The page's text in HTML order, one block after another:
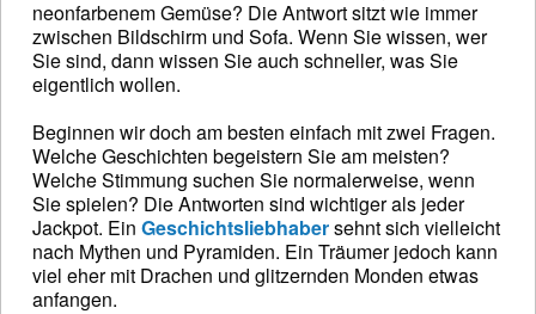
neonfarbenem Gemüse? Die Antwort sitzt wie immer
zwischen Bildschirm und Sofa. Wenn Sie wissen, wer
Sie sind, dann wissen Sie auch schneller, was Sie
eigentlich wollen.
Beginnen wir doch am besten einfach mit zwei Fragen.
Welche Geschichten begeistern Sie am meisten?
Welche Stimmung suchen Sie normalerweise, wenn
Sie spielen? Die Antworten sind wichtiger als jeder
Jackpot. Ein Geschichtsliebhabersehnt sich vielleicht
nach Mythen und Pyramiden. Ein Träumer jedoch kann
viel eher mit Drachen und glitzernden Monden etwas
anfangen.